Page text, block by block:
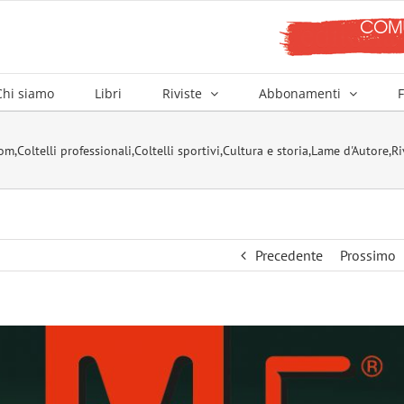
siamo Libri Riviste Abbonamenti
,Coltelli professionali,Coltelli sportivi,Cultura e storia,Lame d'Autore,
Precedente Prossimo